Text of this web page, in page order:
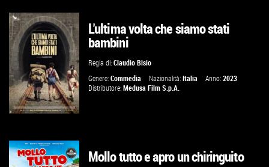
GUARDA IL TRAILER
VAI ALLA SCHEDA
GUARDA IL TRAILER
L'ultima volta che siamo stati
bambini
Regia di:Claudio Bisio
Genere:Commedia Nazionalità:Italia Anno:2023
Distributore:Medusa Film S.p.A.
Mollo tutto e apro un chiringuito